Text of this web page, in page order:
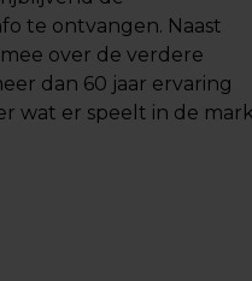
te ontvangen. Naast
over de verdere
dan 60 jaar ervaring
wat er speelt in de